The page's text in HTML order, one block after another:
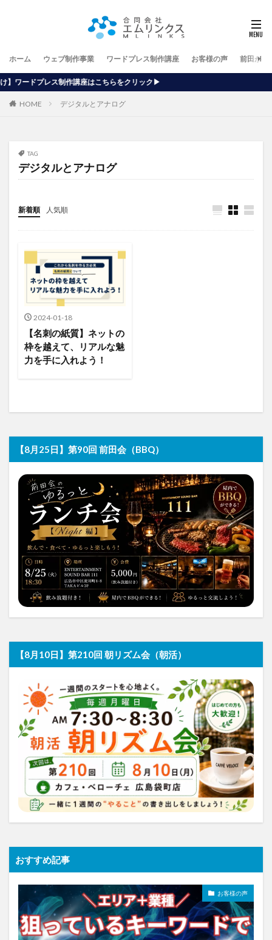
ホーム ウェブ制作事業 ワードプレス制作講座 お客様の声 前田が行
座はこちらをクリック▶
HOME デジタルとアナログ
TAG
デジタルとアナログ
新着順 人気順
2024-01-18
【名刺の紙質】ネットの
枠を越えて、リアルな魅
力を手に入れよう！
【8月25日】第90回 前田会（BBQ）
【8月10日】第210回 朝リズム会（朝活）
おすすめ記事
お客様の声